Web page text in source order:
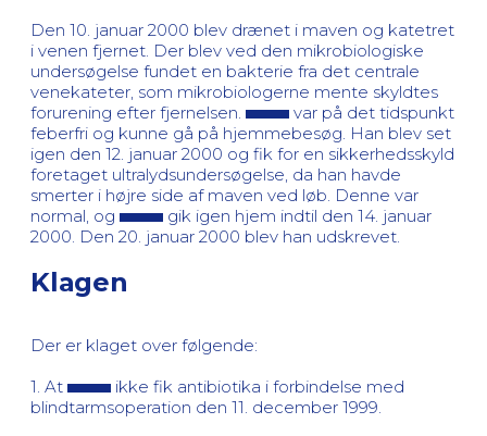
Den 10. januar 2000 blev drænet i maven og katetret
i venen fjernet. Der blev ved den mikrobiologiske
undersøgelse fundet en bakterie fra det centrale
venekateter, som mikrobiologerne mente skyldtes
forurening efter fjernelsen.
var på det tidspunkt
feberfri og kunne gå på hjemmebesøg. Han blev set
igen den 12. januar 2000 og fik for en sikkerhedsskyld
foretaget ultralydsundersøgelse, da han havde
smerter i højre side af maven ved løb. Denne var
normal, og
gik igen hjem indtil den 14. januar
2000. Den 20. januar 2000 blev han udskrevet.
Klagen
Der er klaget over følgende:
1. At
ikke fik antibiotika i forbindelse med
blindtarmsoperation den 11. december 1999.